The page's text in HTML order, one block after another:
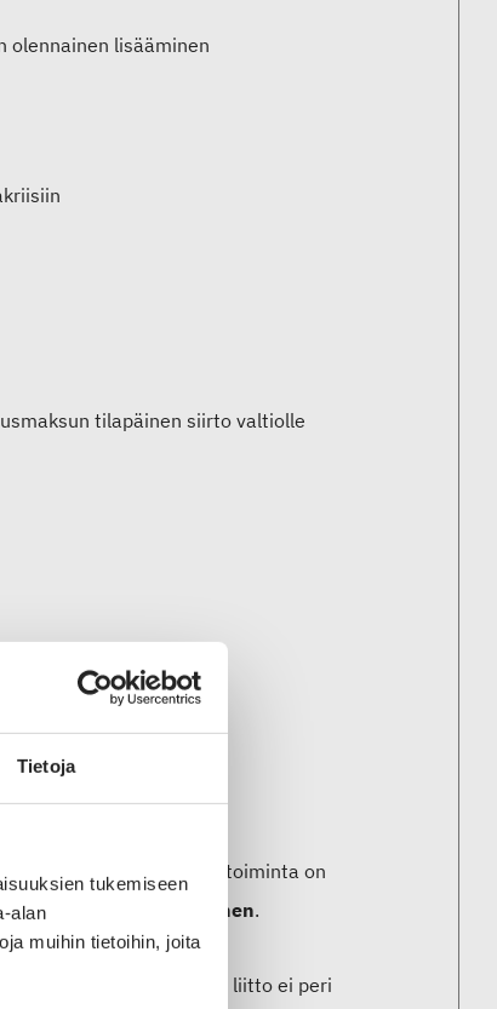
Tietoja
tukemiseen
alan
muihin tietoihin, joita
olennainen lisääminen
tilapäinen siirto valtiolle
kyse päivistä, kun liiketoiminta on
Anna-Kaisa Auvinen.
ry on päättänyt, että liitto ei peri